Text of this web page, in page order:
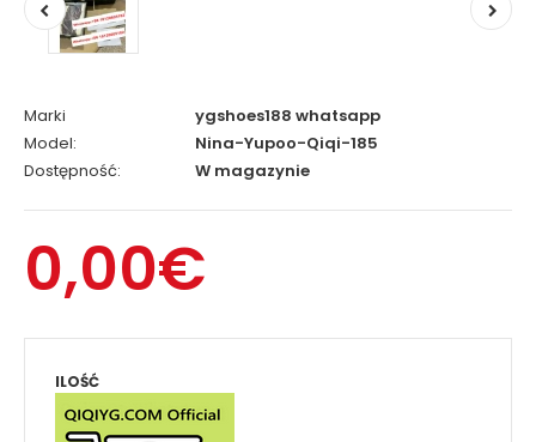
Marki
ygshoes188 whatsapp
Model:
Nina-Yupoo-Qiqi-185
Dostępność:
W magazynie
0,00€
ILOŚĆ